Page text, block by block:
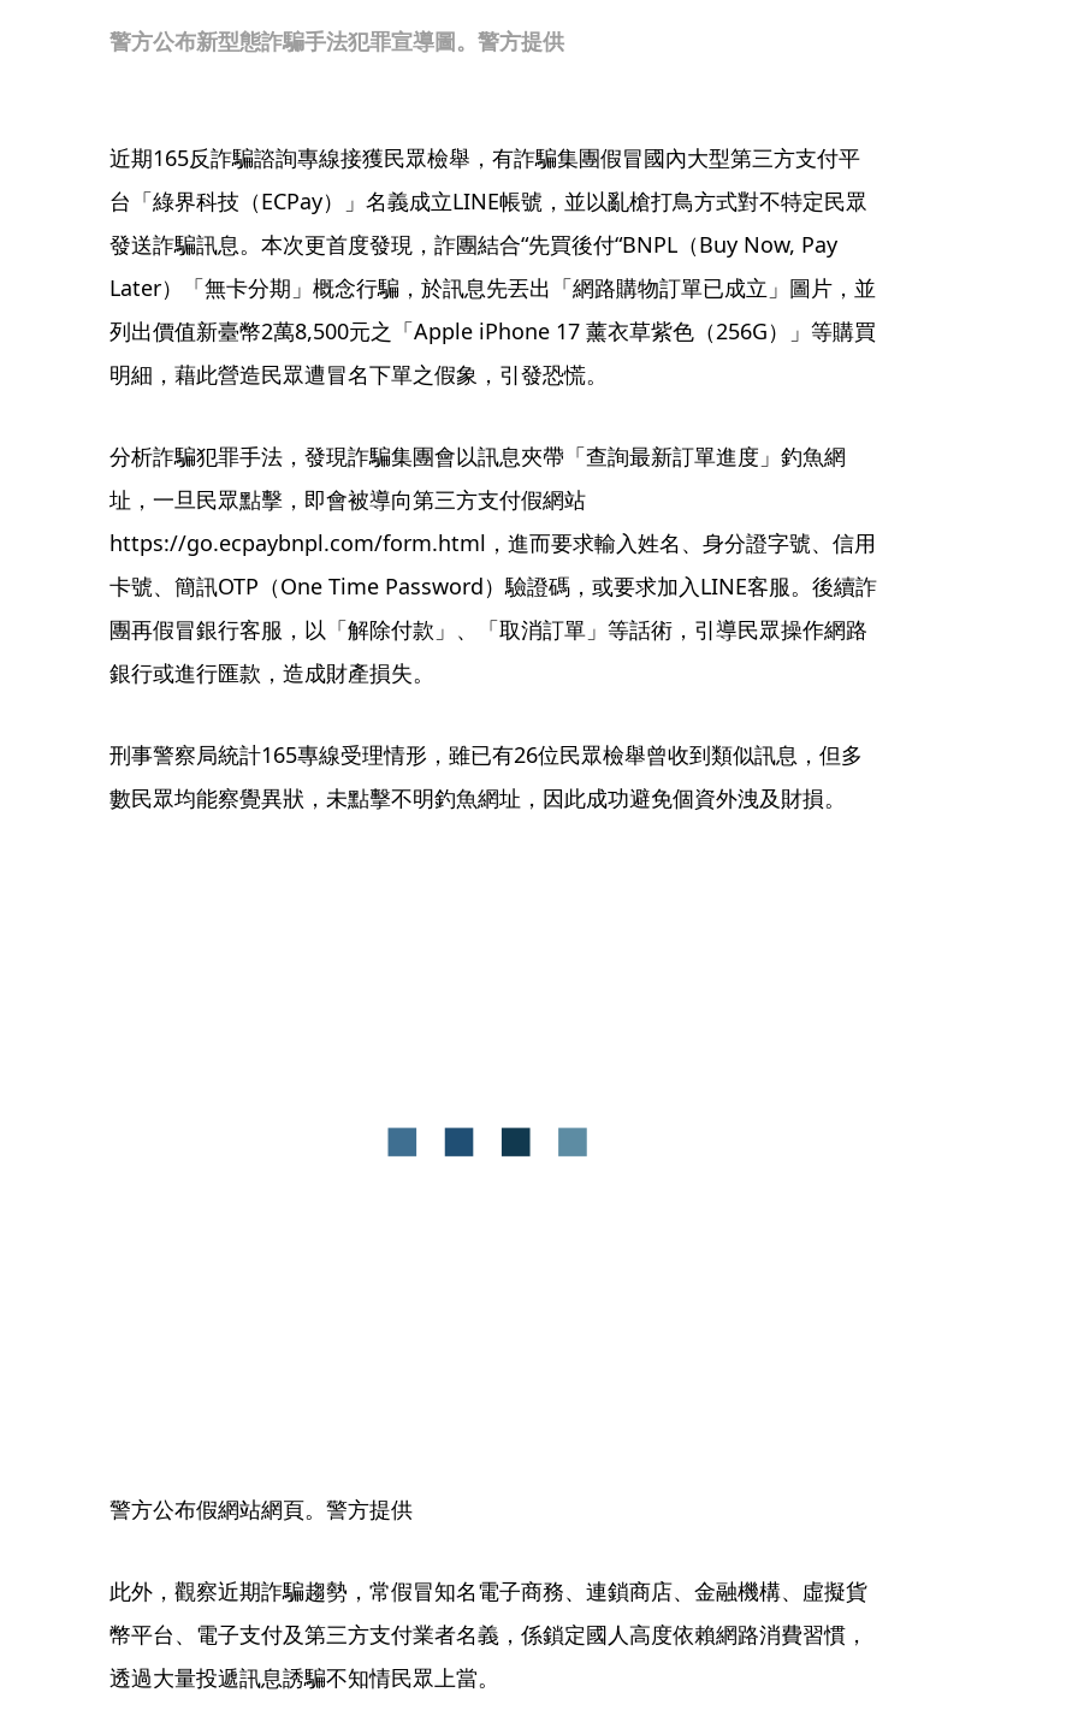
警方公布新型態詐騙手法犯罪宣導圖。警方提供
近期165反詐騙諮詢專線接獲民眾檢舉，有詐騙集團假冒國內大型第三方支付平
台「綠界科技（ECPay）」名義成立LINE帳號，並以亂槍打鳥方式對不特定民眾
發送詐騙訊息。本次更首度發現，詐團結合“先買後付“BNPL（Buy Now, Pay
Later）「無卡分期」概念行騙，於訊息先丟出「網路購物訂單已成立」圖片，並
列出價值新臺幣2萬8,500元之「Apple iPhone 17 薰衣草紫色（256G）」等購買
明細，藉此營造民眾遭冒名下單之假象，引發恐慌。
分析詐騙犯罪手法，發現詐騙集團會以訊息夾帶「查詢最新訂單進度」釣魚網
址，一旦民眾點擊，即會被導向第三方支付假網站
https://go.ecpaybnpl.com/form.html，進而要求輸入姓名、身分證字號、信用
卡號、簡訊OTP（One Time Password）驗證碼，或要求加入LINE客服。後續詐
團再假冒銀行客服，以「解除付款」、「取消訂單」等話術，引導民眾操作網路
銀行或進行匯款，造成財產損失。
刑事警察局統計165專線受理情形，雖已有26位民眾檢舉曾收到類似訊息，但多
數民眾均能察覺異狀，未點擊不明釣魚網址，因此成功避免個資外洩及財損。
警方公布假網站網頁。警方提供
此外，觀察近期詐騙趨勢，常假冒知名電子商務、連鎖商店、金融機構、虛擬貨
幣平台、電子支付及第三方支付業者名義，係鎖定國人高度依賴網路消費習慣，
透過大量投遞訊息誘騙不知情民眾上當。